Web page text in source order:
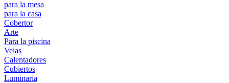
para la mesa
para la casa
Cobertor
Arte
Para la piscina
Velas
Calentadores
Cubiertos
Luminaria